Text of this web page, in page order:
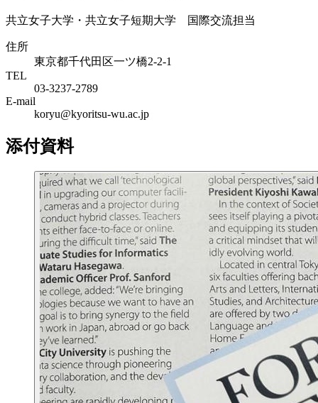
共立女子大学・共立女子短期大学 国際交流担当
住所
東京都千代田区一ツ橋2-2-1
TEL
03-3237-2789
E-mail
koryu@kyoritsu-wu.ac.jp
添付資料